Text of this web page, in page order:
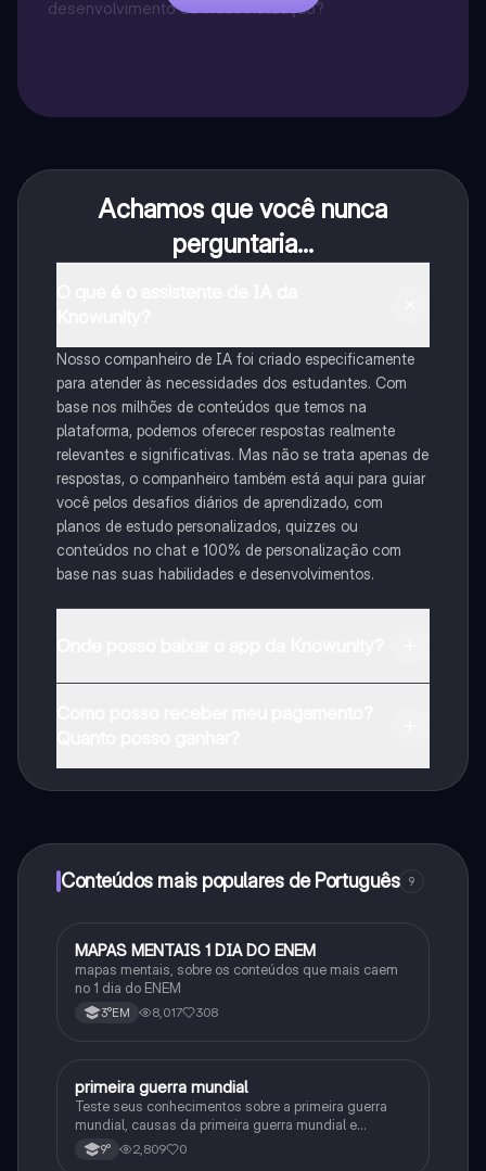
como a pobreza e a falta de saneamento.
desenvolvimento da industrialização?
Achamos que você nunca
perguntaria...
Nosso companheiro de IA foi criado especificamente
para atender às necessidades dos estudantes. Com
base nos milhões de conteúdos que temos na
plataforma, podemos oferecer respostas realmente
relevantes e significativas. Mas não se trata apenas de
respostas, o companheiro também está aqui para guiar
você pelos desafios diários de aprendizado, com
planos de estudo personalizados, quizzes ou
conteúdos no chat e 100% de personalização com
base nas suas habilidades e desenvolvimentos.
Conteúdos mais populares de Português 9
Português
MAPAS MENTAIS 1 DIA DO ENEM
mapas mentais, sobre os conteúdos que mais caem
no 1 dia do ENEM
3°EM 8,017 308
História
primeira guerra mundial
Teste seus conhecimentos sobre a primeira guerra
mundial, causas da primeira guerra mundial e
consequências da Primeira Guerra Mundial, fases da
primeira guerra mundial
9° 2,809 0